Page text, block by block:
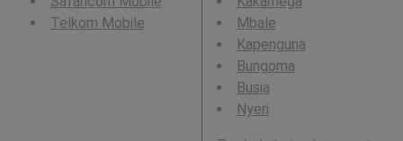
Telkom Mobile
Mbale
Kapenguria
Bungoma
Busia
Nyeri